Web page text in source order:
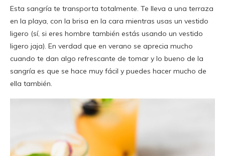
Esta sangría te transporta totalmente. Te lleva a una terraza
en la playa, con la brisa en la cara mientras usas un vestido
ligero (sí, si eres hombre también estás usando un vestido
ligero jaja). En verdad que en verano se aprecia mucho
cuando te dan algo refrescante de tomar y lo bueno de la
sangría es que se hace muy fácil y puedes hacer mucho de
ella también.